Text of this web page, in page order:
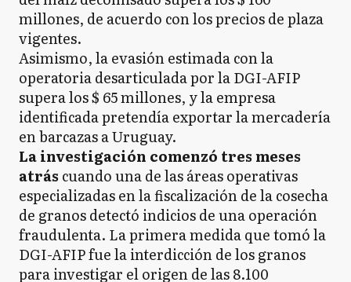
millones, de acuerdo con los precios de plaza
vigentes.
Asimismo, la evasión estimada con la
operatoria desarticulada por la DGI-AFIP
supera los $ 65 millones, y la empresa
identificada pretendía exportar la mercadería
en barcazas a Uruguay.
La investigación comenzó tres meses
atrás cuando una de las áreas operativas
especializadas en la fiscalización de la cosecha
de granos detectó indicios de una operación
fraudulenta. La primera medida que tomó la
DGI-AFIP fue la interdicción de los granos
para investigar el origen de las 8.100